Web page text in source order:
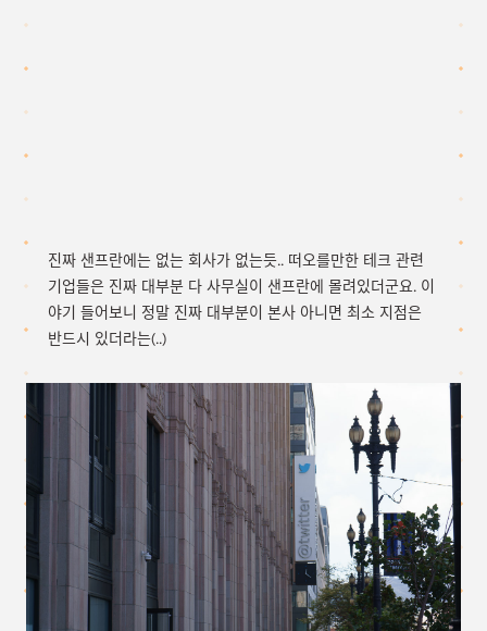
진짜 샌프란에는 없는 회사가 없는듯.. 떠오를만한 테크 관련
기업들은 진짜 대부분 다 사무실이 샌프란에 몰려있더군요. 이
야기 들어보니 정말 진짜 대부분이 본사 아니면 최소 지점은
반드시 있더라는(..)